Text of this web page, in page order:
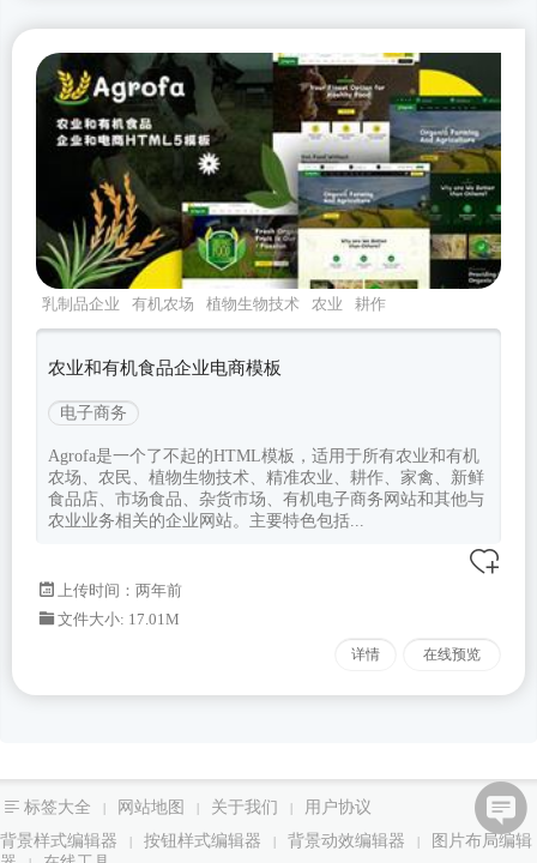
乳制品企业 有机农场 植物生物技术 农业 耕作
农业和有机食品企业电商模板
电子商务
Agrofa是一个了不起的HTML模板，适用于所有农业和有机
农场、农民、植物生物技术、精准农业、耕作、家禽、新鲜
食品店、市场食品、杂货市场、有机电子商务网站和其他与
农业业务相关的企业网站。主要特色包括...
上传时间：两年前
文件大小: 17.01M
详情 在线预览
标签大全 | 网站地图 | 关于我们 |
用户协议
背景样式编辑器
| 按钮样式编辑器 | 背景动效编辑器 |
图片布局编辑